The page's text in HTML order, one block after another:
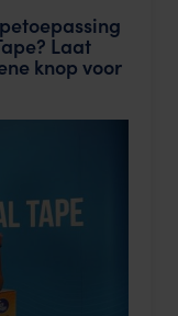
Laat
knop voor